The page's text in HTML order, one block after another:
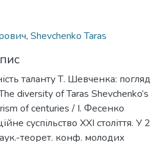
, Shevchenko Taras
таланту Т. Шевченка: погляд
diversity of Taras Shevchenko’s
of centuries / І. Фесенко
суспільство ХХІ століття. У 2
теорет. конф. молодих